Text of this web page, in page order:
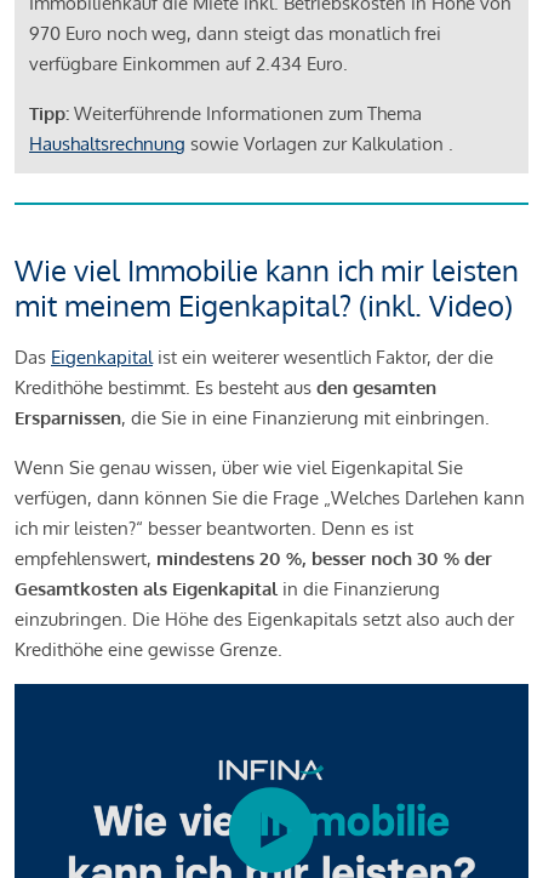
970 Euro noch weg, dann steigt das monatlich frei
verfügbare Einkommen auf 2.434 Euro.
Tipp: Weiterführende Informationen zum Thema
Haushaltsrechnung sowie Vorlagen zur Kalkulation .
Wie viel Immobilie kann ich mir leisten
mit meinem Eigenkapital? (inkl. Video)
Das Eigenkapitalist ein weiterer wesentlich Faktor, der die
Kredithöhe bestimmt. Es besteht aus den gesamten
Ersparnissen, die Sie in eine Finanzierung mit einbringen.
Wenn Sie genau wissen, über wie viel Eigenkapital Sie
verfügen, dann können Sie die Frage „Welches Darlehen kann
ich mir leisten?“ besser beantworten. Denn es ist
empfehlenswert, mindestens 20 %, besser noch 30 % der
Gesamtkosten als Eigenkapital in die Finanzierung
einzubringen. Die Höhe des Eigenkapitals setzt also auch der
Kredithöhe eine gewisse Grenze.